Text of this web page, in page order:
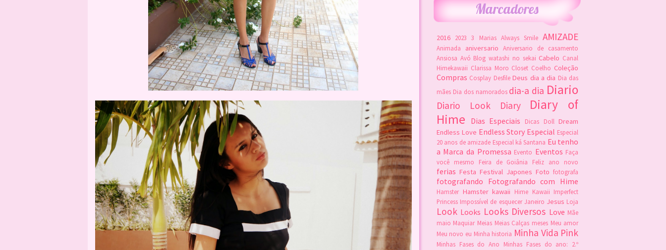
Marcadores
2016 2023 3 Marias Always Smile AMIZADE
Animada aniversario
Aniversario de casamento
Ansiosa Avó Blog watashi no sekai Cabelo Canal
Himekawaii Clarissa Moro Closet Coelho Coleção
Compras Cosplay Desfile Deus dia a dia Dia das
mães Dia dos namorados dia-a dia Diario
Diario Look Diary
Diary of
Hime
Dias Especiais Dicas Doll Dream
Endless Love Endless Story Especial Especial
20 anos de amizade Especial ká Santana Eu tenho
a Marca da Promessa Evento Eventos Faça
você mesmo
Feira de Goiânia Feliz ano novo
ferias Festa Festival Japones Foto fotografa
fotografando Fotografando com Hime
Hamster Hamster kawaii Hime Kawaii Imperfect
Princess Impossível de esquecer Janeiro Jesus Loja
Look Looks Looks Diversos Love Mãe
maio Maquiar Meias Meias Calças meses Meu amor
Meu novo eu Minha historia Minha Vida Pink
Minhas Fases do Ano Minhas Fases do ano: 2.º